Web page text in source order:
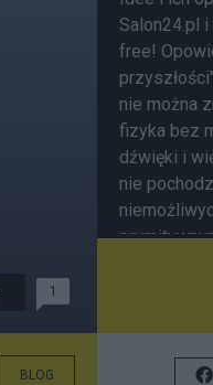
1
BLOG
Salon24.pl
free!
nie można
fizyka bez
dźwięki i
nie
językiem
Banuję